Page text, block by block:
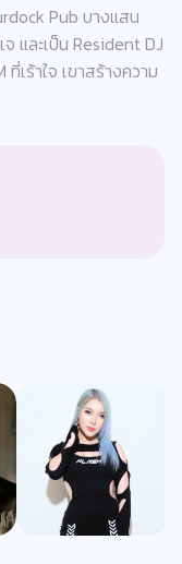
Pub บางแสน
และเป็น Resident DJ
เร้าใจ เขาสร้างความ